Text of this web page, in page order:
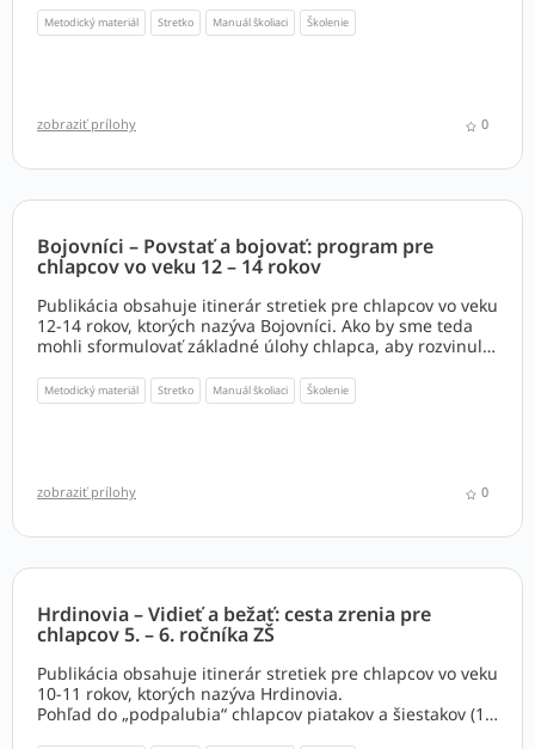
otázky. Musí opustiť všetko známe a dôverné. Opustiť to,
čo dôverne pozná a nelipnúť na bezpečnom mieste. Púť
Metodický materiál Stretko Manuál školiaci Školenie
zobraziť prílohy 0
Bojovníci – Povstať a bojovať: program pre
chlapcov vo veku 12 – 14 rokov
Publikácia obsahuje itinerár stretiek pre chlapcov vo veku
12-14 rokov, ktorých nazýva Bojovníci. Ako by sme teda
mohli sformulovať základné úlohy chlapca, aby rozvinul
Metodický materiál Stretko Manuál školiaci Školenie
zobraziť prílohy 0
Hrdinovia – Vidieť a bežať: cesta zrenia pre
chlapcov 5. – 6. ročníka ZŠ
Publikácia obsahuje itinerár stretiek pre chlapcov vo veku
10-11 rokov, ktorých nazýva Hrdinovia.
Pohľad do „podpalubia“ chlapcov piatakov a šiestakov (10